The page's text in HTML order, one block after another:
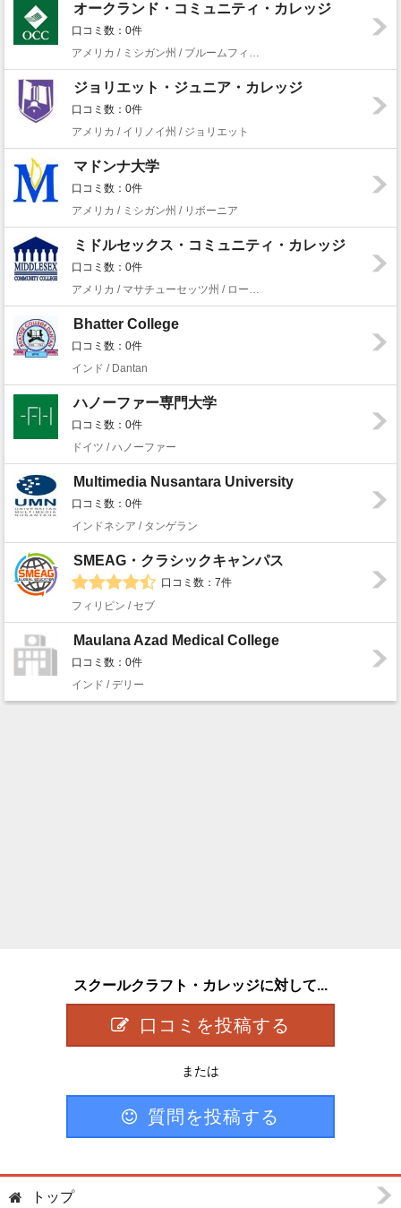
オークランド・コミュニティ・カレッジ
口コミ数：0件
ジョリエット・ジュニア・カレッジ
口コミ数：0件
アメリカ / イリノイ州 / ジョリエット
マドンナ大学
口コミ数：0件
アメリカ / ミシガン州 / リボーニア
ミドルセックス・コミュニティ・カレッジ
口コミ数：0件
Bhatter College
口コミ数：0件
インド / Dantan
ハノーファー専門大学
口コミ数：0件
ドイツ / ハノーファー
Multimedia Nusantara University
口コミ数：0件
インドネシア / タンゲラン
SMEAG・クラシックキャンパス
口コミ数：7件
フィリピン / セブ
Maulana Azad Medical College
口コミ数：0件
インド / デリー
スクールクラフト・カレッジに対して...
口コミを投稿する
または
質問を投稿する
トップ